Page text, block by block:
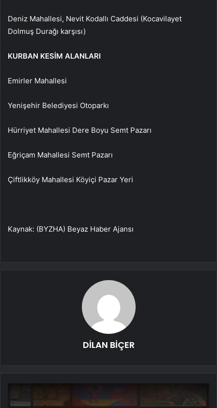
Deniz Mahallesi, Nevit Kodallı Caddesi (Kocavilayet
Dolmuş Durağı karşısı)
KURBAN KESİM ALANLARI
Emirler Mahallesi
Yenişehir Belediyesi Otoparkı
Hürriyet Mahallesi Dere Boyu Semt Pazarı
Eğriçam Mahallesi Semt Pazarı
Çiftlikköy Mahallesi Köyiçi Pazar Yeri
Kaynak: (BYZHA) Beyaz Haber Ajansı
DİLAN BİÇER